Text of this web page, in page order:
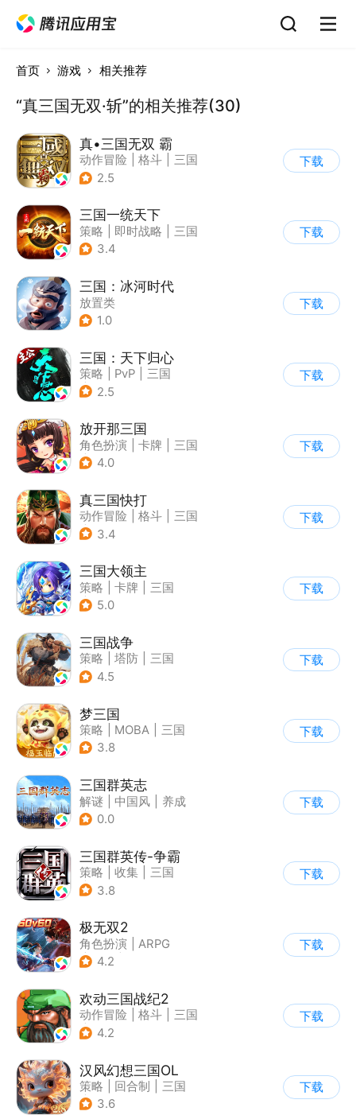
首页 游戏 相关推荐
“真三国无双·斩”的相关推荐(30)
真•三国无双 霸
动作冒险 格斗
三国
| 横版过关
2.5
下载
三国一统天下
策略 即时战略
三国
| 千人同屏
3.4
下载
三国：冰河时代
放置类
1.0
下载
三国：天下归心
策略 PvP
三国
| SLG
2.5
下载
放开那三国
角色扮演 卡牌
三国
| Q版
4.0
下载
真三国快打
动作冒险 格斗
三国
| 中国风
3.4
下载
三国大领主
策略 卡牌
三国
| 卡通
5.0
下载
三国战争
策略 塔防
三国
| 千人同屏
4.5
下载
梦三国
策略 MOBA
三国
| 中国风
3.8
下载
三国群英志
解谜 中国风
养成
| 古风
0.0
下载
三国群英传-争霸
策略 收集
三国
| 千人同屏
3.8
下载
极无双2
角色扮演
ARPG
| 三国
4.2
下载
欢动三国战纪2
动作冒险 格斗
三国
| 童年
4.2
下载
汉风幻想三国OL
策略 回合制
三国
| 中国风
3.6
下载